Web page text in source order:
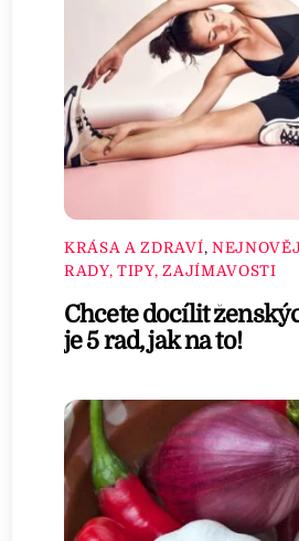
KRÁSA A ZDRAVÍ,
RADY, TIPY, ZAJÍMAVOSTI
Chcete docílit
je 5 rad, jak na to!